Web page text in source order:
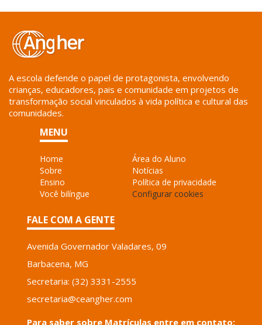
A escola defende o papel de protagonista, envolvendo
crianças, educadores, pais e comunidade em projetos de
transformação social vinculados à vida política e cultural das
comunidades.
MENU
Home
Sobre
Ensino
Você bilíngue
Área do Aluno
Notícias
Política de privacidade
Configurar cookies
FALE COM A GENTE
Avenida Governador Valadares, 09
Barbacena, MG
Secretaria: (32) 3331-2555
secretaria@ceangher.com
Para saber sobre Matrículas entre em contato: